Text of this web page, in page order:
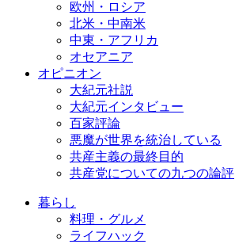
欧州・ロシア
北米・中南米
中東・アフリカ
オセアニア
オピニオン
大紀元社説
大紀元インタビュー
百家評論
悪魔が世界を統治している
共産主義の最終目的
共産党についての九つの論評
暮らし
料理・グルメ
ライフハック